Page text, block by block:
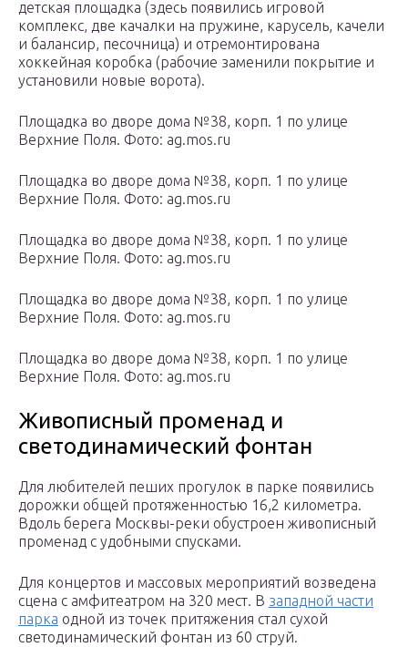
детская площадка (здесь появились игровой
комплекс, две качалки на пружине, карусель, качели
и балансир, песочница) и отремонтирована
хоккейная коробка (рабочие заменили покрытие и
установили новые ворота).
Площадка во дворе дома №38, корп. 1 по улице
Верхние Поля. Фото: ag.mos.ru
Площадка во дворе дома №38, корп. 1 по улице
Верхние Поля. Фото: ag.mos.ru
Площадка во дворе дома №38, корп. 1 по улице
Верхние Поля. Фото: ag.mos.ru
Площадка во дворе дома №38, корп. 1 по улице
Верхние Поля. Фото: ag.mos.ru
Площадка во дворе дома №38, корп. 1 по улице
Верхние Поля. Фото: ag.mos.ru
Живописный променад и
светодинамический фонтан
Для любителей пеших прогулок в парке появились
дорожки общей протяженностью 16,2 километра.
Вдоль берега Москвы-реки обустроен живописный
променад с удобными спусками.
Для концертов и массовых мероприятий возведена
сцена с амфитеатром на 320 мест. В западной части
парка одной из точек притяжения стал сухой
светодинамический фонтан из 60 струй.